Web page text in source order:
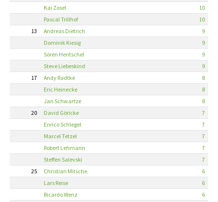
Kai Zosel
10
Pascal Trillhof
10
13
Andreas Dietrich
9
Dominik Kiesig
9
Sören Hentschel
9
Steve Liebeskind
9
17
Andy Radtke
8
Eric Heinecke
8
Jan Schwartze
8
20
David Göricke
7
Enrico Schlegel
7
Marcel Tetzel
7
Robert Lehmann
7
Steffen Salevski
7
25
Christian Mitsche.
6
Lars Reise
6
Ricardo Wenz
6